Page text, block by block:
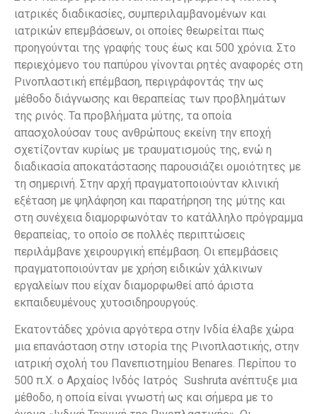
ιατρικές διαδικασίες, συμπεριλαμβανομένων και
ιατρικών επεμβάσεων, οι οποίες θεωρείται πως
προηγούνται της γραφής τους έως και 500 χρόνια. Στο
περιεχόμενο του παπύρου γίνονται ρητές αναφορές στη
Ρινοπλαστική επέμβαση, περιγράφοντάς την ως
μέθοδο διάγνωσης και θεραπείας των προβλημάτων
της ρινός. Τα προβλήματα μύτης, τα οποία
απασχολούσαν τους ανθρώπους εκείνη την εποχή
σχετίζονταν κυρίως με τραυματισμούς της, ενώ η
διαδικασία αποκατάστασης παρουσιάζει ομοιότητες με
τη σημερινή. Στην αρχή πραγματοποιούνταν κλινική
εξέταση με ψηλάφηση και παρατήρηση της μύτης και
στη συνέχεια διαμορφωνόταν το κατάλληλο πρόγραμμα
θεραπείας, το οποίο σε πολλές περιπτώσεις
περιλάμβανε χειρουργική επέμβαση. Οι επεμβάσεις
πραγματοποιούνταν με χρήση ειδικών χάλκινων
εργαλείων που είχαν διαμορφωθεί από άριστα
εκπαιδευμένους χυτοσιδηρουργούς.
Εκατοντάδες χρόνια αργότερα στην Ινδία έλαβε χώρα
μια επανάσταση στην ιστορία της Ρινοπλαστικής, στην
ιατρική σχολή του Πανεπιστημίου Benares. Περίπου το
500 π.Χ. ο Αρχαίος Ινδός Ιατρός Sushruta ανέπτυξε μια
μέθοδο, η οποία είναι γνωστή ως και σήμερα με το